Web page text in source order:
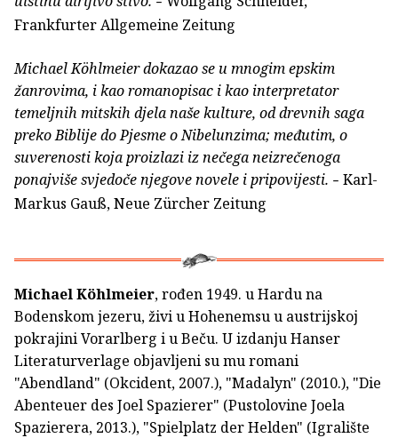
Frankfurter Allgemeine Zeitung
Michael Köhlmeier dokazao se u mnogim epskim
žanrovima, i kao romanopisac i kao interpretator
temeljnih mitskih djela naše kulture, od drevnih saga
preko Biblije do Pjesme o Nibelunzima; međutim, o
suverenosti koja proizlazi iz nečega neizrečenoga
ponajviše svjedoče njegove novele i pripovijesti. – Karl-
Markus Gauß, Neue Zürcher Zeitung
Michael Köhlmeier, rođen 1949. u Hardu na
Bodenskom jezeru, živi u Hohenemsu u austrijskoj
pokrajini Vorarlberg i u Beču. U izdanju Hanser
Literaturverlage objavljeni su mu romani
"Abendland" (Okcident, 2007.), "Madalyn" (2010.), "Die
Abenteuer des Joel Spazierer" (Pustolovine Joela
Spazierera, 2013.), "Spielplatz der Helden" (Igralište